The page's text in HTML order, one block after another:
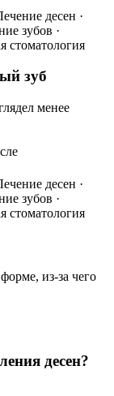
десен ·
зубов ·
стоматология
зуб
менее
десен ·
зубов ·
стоматология
из-за чего
десен?